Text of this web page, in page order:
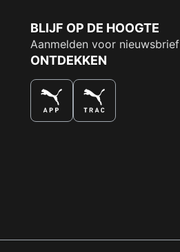
BLIJF OP DE HOOGTE
Aanmelden voor nieuwsbrief
ONTDEKKEN